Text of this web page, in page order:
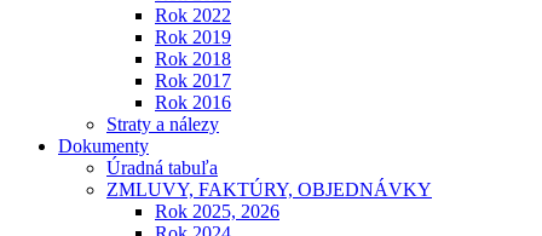
Rok 2022
Rok 2019
Rok 2018
Rok 2017
Rok 2016
Straty a nálezy
Dokumenty
Úradná tabuľa
ZMLUVY, FAKTÚRY, OBJEDNÁVKY
Rok 2025, 2026